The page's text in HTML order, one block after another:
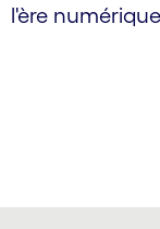
l'ère numérique